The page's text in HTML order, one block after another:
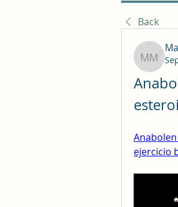
Back
ejercicio